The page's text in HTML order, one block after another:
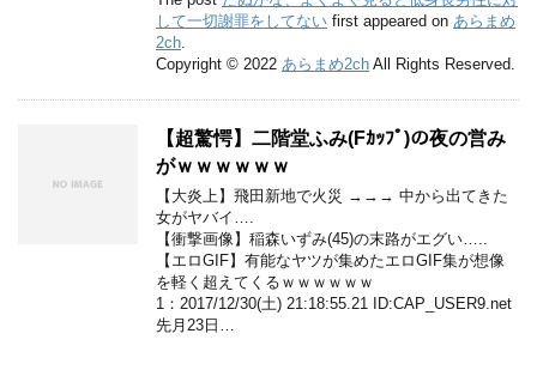
して一切謝罪をしてない first appeared on あらまめ
2ch
Copyright © 2022 あらまめ2ch All Rights Reserved.
【超驚愕】二階堂ふみ(Fｶｯﾌﾟ)の夜の営み
がｗｗｗｗｗｗ
【大炎上】飛田新地で火災 →→→ 中から出てきた
女がヤバイ….
【衝撃画像】稲森いずみ(45)の末路がエグい…..
【エロGIF】有能なヤツが集めたエロGIF集が想像
を軽く超えてくるｗｗｗｗｗｗ
1：2017/12/30(土) 21:18:55.21 ID:CAP_USER9.net
先月23日…